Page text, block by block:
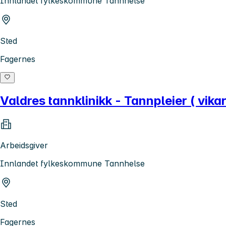
Sted
Fagernes
Valdres tannklinikk - Tannpleier (
Arbeidsgiver
Innlandet fylkeskommune Tannhelse
Sted
Fagernes